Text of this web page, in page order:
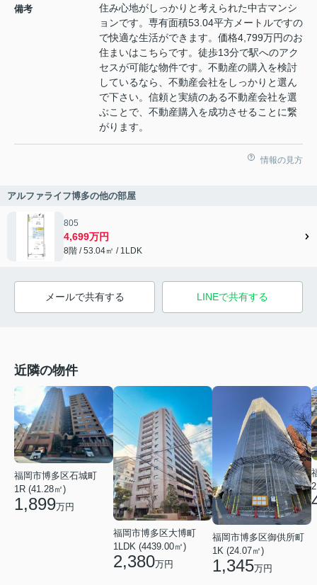
備考
住み心地がしっかりと考えられた中古マンシ
ョンです。専有面積53.04平方メートルですの
で快適な生活ができます。価格4,799万円のお
住まいはこちらです。徒歩13分で駅へのアク
セスが可能な物件です。不動産の購入を検討
しているなら、不動産会社をしっかりと選ん
で下さい。信頼と実績のある不動産会社を選
ぶことで、不動産購入を成功させることに繋
がります。
情報の見方
アルファライフ博多の他の部屋
805
4,699万円
8階 / 53.04㎡ / 1LDK
メールで共有する LINEで共有する
近隣の物件
福岡市博多区石城町
1R (41.28㎡)
1,899万円
福岡市博多区大博町
1LDK (4439.00㎡)
2,380万円
福岡市博多区御供所町
1K (24.07㎡)
1,345万円